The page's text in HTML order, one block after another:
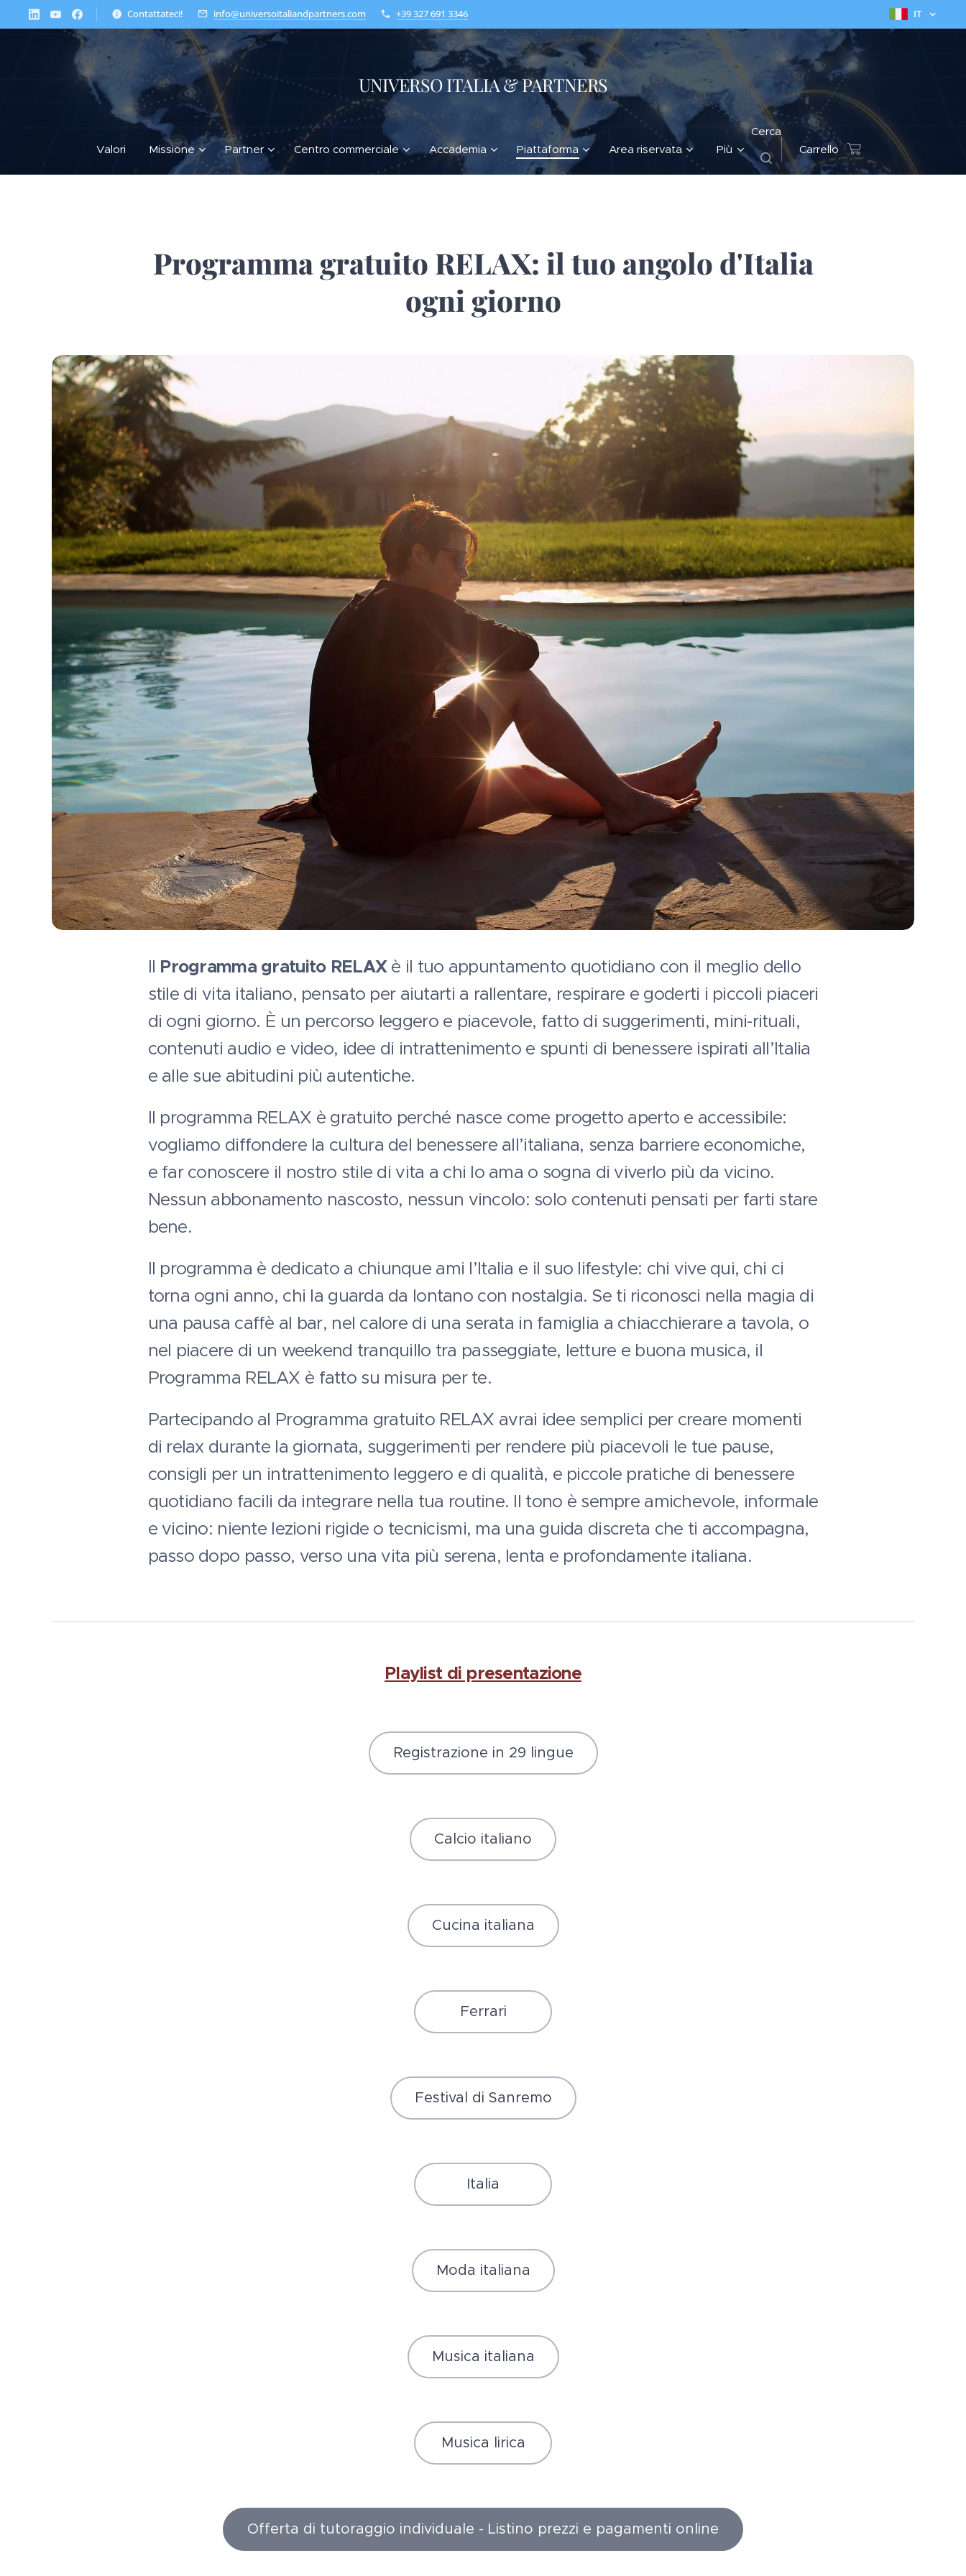
Contattateci! info@universoitaliandpartners.com +39 327 691 3346 IT
UNIVERSO ITALIA & PARTNERS
Valori Missione Partner Centro commerciale Accademia Piattaforma Area riservata Più
Cerca
Carrello
Programma gratuito RELAX: il tuo angolo d'Italia
ogni giorno
Il Programma gratuito RELAXè il tuo appuntamento quotidiano con il meglio dello
stile di vita italiano, pensato per aiutarti a rallentare, respirare e goderti i piccoli piaceri
di ogni giorno. È un percorso leggero e piacevole, fatto di suggerimenti, mini-rituali,
contenuti audio e video, idee di intrattenimento e spunti di benessere ispirati all’Italia
e alle sue abitudini più autentiche.
Il programma RELAX è gratuito perché nasce come progetto aperto e accessibile:
vogliamo diffondere la cultura del benessere all’italiana, senza barriere economiche,
e far conoscere il nostro stile di vita a chi lo ama o sogna di viverlo più da vicino.
Nessun abbonamento nascosto, nessun vincolo: solo contenuti pensati per farti stare
bene.
Il programma è dedicato a chiunque ami l’Italia e il suo lifestyle: chi vive qui, chi ci
torna ogni anno, chi la guarda da lontano con nostalgia. Se ti riconosci nella magia di
una pausa caffè al bar, nel calore di una serata in famiglia a chiacchierare a tavola, o
nel piacere di un weekend tranquillo tra passeggiate, letture e buona musica, il
Programma RELAX è fatto su misura per te.
Partecipando al Programma gratuito RELAX avrai idee semplici per creare momenti
di relax durante la giornata, suggerimenti per rendere più piacevoli le tue pause,
consigli per un intrattenimento leggero e di qualità, e piccole pratiche di benessere
quotidiano facili da integrare nella tua routine. Il tono è sempre amichevole, informale
e vicino: niente lezioni rigide o tecnicismi, ma una guida discreta che ti accompagna,
passo dopo passo, verso una vita più serena, lenta e profondamente italiana.
Playlist di presentazione
Registrazione in 29 lingue
Calcio italiano
Cucina italiana
Ferrari
Festival di Sanremo
Italia
Moda italiana
Musica italiana
Musica lirica
Offerta di tutoraggio individuale - Listino prezzi e pagamenti online